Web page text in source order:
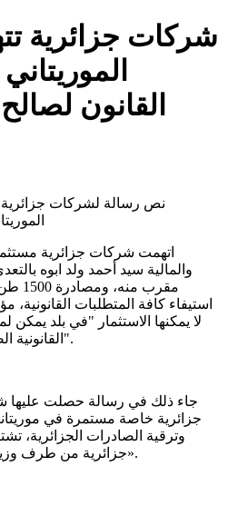
شركات جزائرية
القانون
اتهمت شركات جزائرية
والمالية سيد أحمد ولد ابوه
استيفاء كافة المتطلبات
لا يمكنها الاستثمار "في بلد
القانونية الصريحة والنفاذة لصالح منافس".
جاء ذلك في رسالة حصلت عليها
جزائرية خاصة مستمرة في
وترقية الصادرات الجزائرية،
جزائرية من طرف وزير الاقتصاد والمالية الموريتاني».